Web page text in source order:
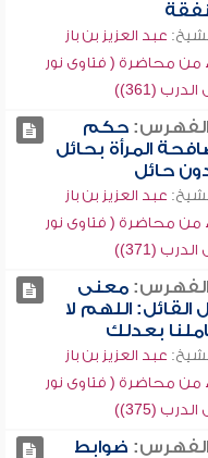
عبد العزيز بن باز
من محاضرة ( فتاوى نور
(361))
الفهرس:حكم
المرأة بحائل
حائل
عبد العزيز بن باز
من محاضرة ( فتاوى نور
(371))
الفهرس:معنى
القائل: اللهم لا
بعدلك
عبد العزيز بن باز
من محاضرة ( فتاوى نور
(375))
الفهرس: ضوابط